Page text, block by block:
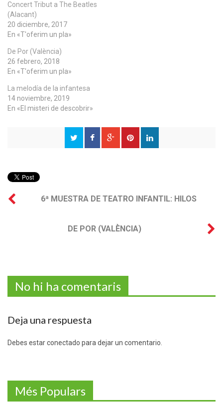
Concert Tribut a The Beatles
(Alacant)
20 diciembre, 2017
En «T'oferim un pla»
De Por (València)
26 febrero, 2018
En «T'oferim un pla»
La melodía de la infantesa
14 noviembre, 2019
En «El misteri de descobrir»
6ª MUESTRA DE TEATRO INFANTIL: HILOS
DE POR (VALÈNCIA)
No hi ha comentaris
Deja una respuesta
Debes estar conectado para dejar un comentario.
Més Populars